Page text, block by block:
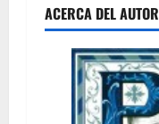
ACERCA DEL AUTOR